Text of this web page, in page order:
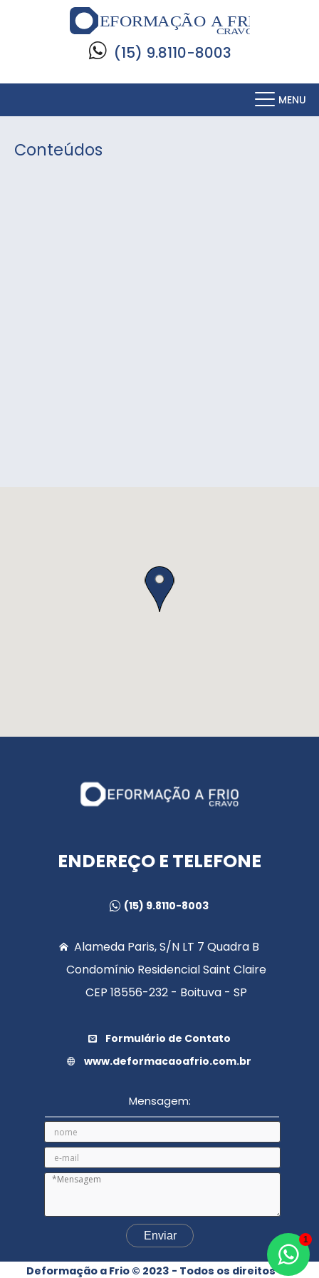
(15) 9.8110-8003
MENU
Conteúdos
ENDEREÇO E TELEFONE
(15) 9.8110-8003
Alameda Paris, S/N LT 7 Quadra B
Condomínio Residencial Saint Claire
CEP 18556-232 - Boituva - SP
Formulário de Contato
www.deformacaoafrio.com.br
Mensagem:
Deformação a Frio © 2023 - Todos os direitos
1